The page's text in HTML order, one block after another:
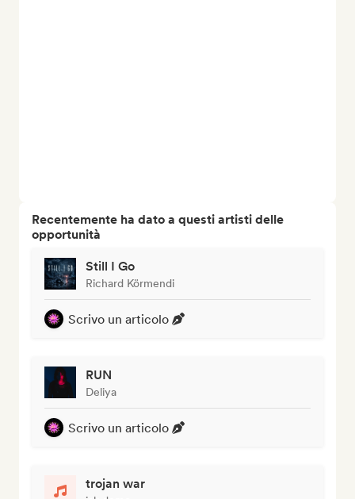
Recentemente ha dato a questi artisti delle
opportunità
Still I Go
Richard Körmendi
Scrivo un articolo
RUN
Deliya
Scrivo un articolo
trojan war